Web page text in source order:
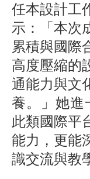
任本設計工
示：「本次
累積與國際
高度壓縮的
通能力與文
養。」她進
此類國際平
能力，更能
識交流與教